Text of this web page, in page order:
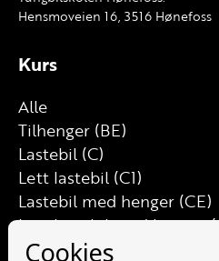
Hensmoveien 16, 3516 Hønefoss
Kurs
Alle
Tilhenger (BE)
Lastebil (C)
Lett lastebil (C1)
Lastebil med henger (CE)
Lett lastebil med henger
Buss (D)